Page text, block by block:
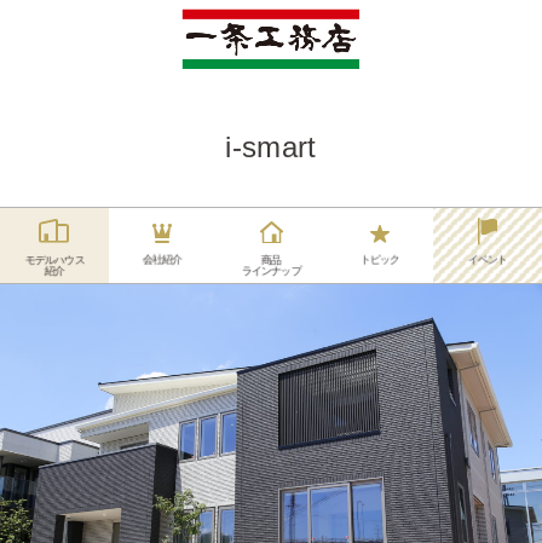
i-smart
モデルハウス
紹介
会社紹介
商品
ラインナップ
トピック イベント